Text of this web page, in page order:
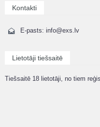
Kontakti
E-pasts: info@exs.lv
Lietotāji tiešsaitē
Tiešsaitē 18 lietotāji, no tiem